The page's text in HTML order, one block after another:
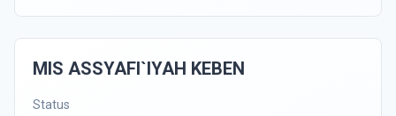
MIS ASSYAFI`IYAH KEBEN
Status